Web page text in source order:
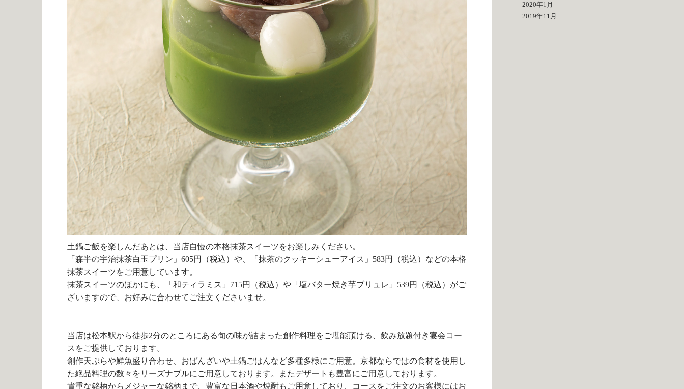
土鍋ご飯を楽しんだあとは、当店自慢の本格抹茶スイーツをお楽しみください。
「森半の宇治抹茶白玉プリン」 605円（税込）や、「抹茶のクッキーシューアイス」 583円（税込）などの本格
抹茶スイーツをご用意しています。
抹茶スイーツのほかにも、「和ティラミス」 715円（税込）や「塩バター焼き芋ブリュレ」 539円（税込）がご
ざいますので、お好みに合わせてご注文くださいませ。
当店は松本駅から徒歩2分のところにある旬の味が詰まった創作料理をご堪能頂ける、飲み放題付き宴会コー
スをご提供しております。
創作天ぷらや鮮魚盛り合わせ、おばんざいや土鍋ごはんなど多種多様にご用意。京都ならではの食材を使用し
た絶品料理の数々をリーズナブルにご用意しております。またデザートも豊富にご用意しております。
貴重な銘柄からメジャーな銘柄まで、豊富な日本酒や焼酎もご用意しており、コースをご注文のお客様にはお
2020年1月
2019年11月